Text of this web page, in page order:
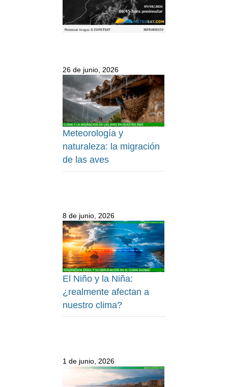
26 de junio, 2026
Meteorología y
naturaleza: la migración
de las aves
8 de junio, 2026
El Niño y la Niña:
¿realmente afectan a
nuestro clima?
1 de junio, 2026